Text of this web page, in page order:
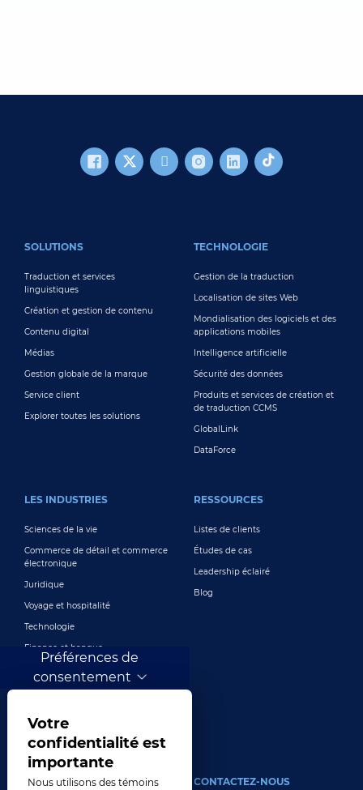
SOLUTIONS
Traduction et services
linguistiques
Création et gestion de contenu
Contenu digital
Médias
Gestion globale de la marque
Service client
Explorer toutes les solutions
TECHNOLOGIE
Gestion de la traduction
Localisation de sites Web
Mondialisation des logiciels et des
applications mobiles
Intelligence artificielle
Sécurité des données
Produits et services de création et
de traduction CCMS
GlobalLink
DataForce
LES INDUSTRIES
Sciences de la vie
Commerce de détail et commerce
électronique
Juridique
Voyage et hospitalité
Technologie
Finance et banque
Divertissement
Plus de secteurs
RESSOURCES
Listes de clients
Études de cas
Leadership éclairé
Blog
À PROPOS CONTACTEZ-NOUS
Préférences de
consentement
Votre
confidentialité est
importante
Nous utilisons des témoins